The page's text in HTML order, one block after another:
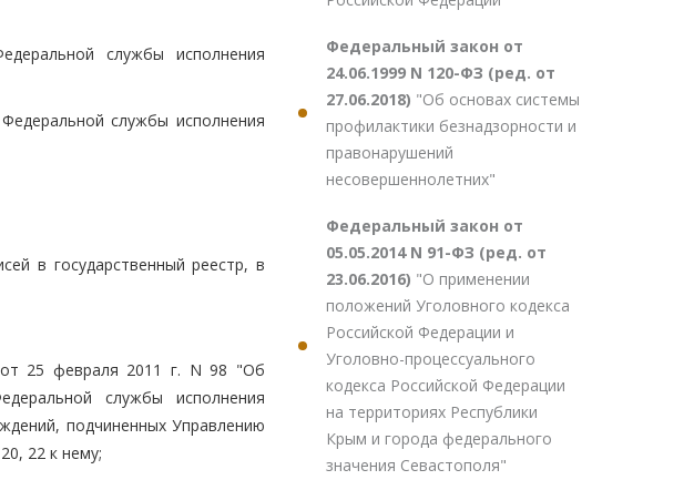
службы исполнения
службы исполнения
в государственный реестр, в
25 февраля 2011 г. N 98 "Об
службы исполнения
подчиненных Управлению
22 к нему;
Федеральный закон от
24.06.1999 N 120-ФЗ (ред. от
27.06.2018) "Об основах системы
профилактики безнадзорности и
правонарушений
несовершеннолетних"
Федеральный закон от
05.05.2014 N 91-ФЗ (ред. от
23.06.2016) "О применении
положений Уголовного кодекса
Российской Федерации и
Уголовно-процессуального
кодекса Российской Федерации
на территориях Республики
Крым и города федерального
значения Севастополя"